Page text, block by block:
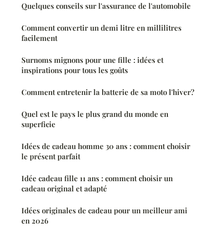
Quelques conseils sur l'assurance de l'automobile
Comment convertir un demi litre en millilitres
facilement
Surnoms mignons pour une fille : idées et
inspirations pour tous les goûts
Comment entretenir la batterie de sa moto l'hiver?
Quel est le pays le plus grand du monde en
superficie
Idées de cadeau homme 30 ans : comment choisir
le présent parfait
Idée cadeau fille 11 ans : comment choisir un
cadeau original et adapté
Idées originales de cadeau pour un meilleur ami
en 2026